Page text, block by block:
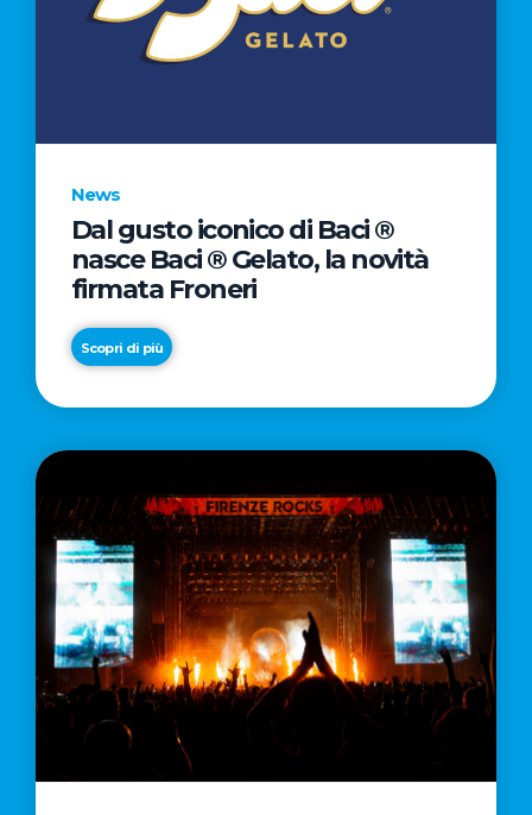
News
Dal gusto iconico di Baci ®
nasce Baci ® Gelato, la novità
firmata Froneri
Scopri di più